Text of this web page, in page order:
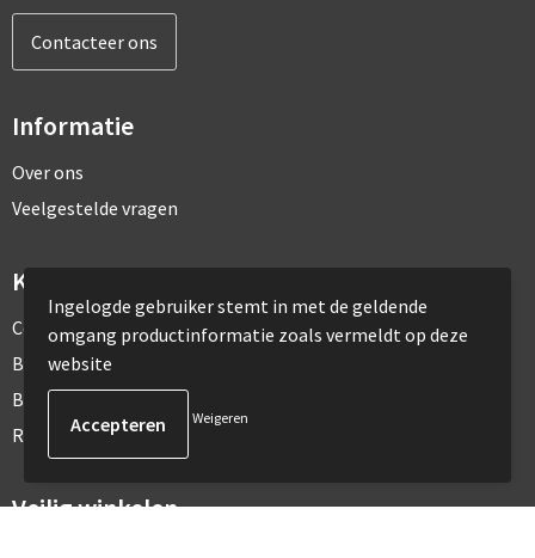
Contacteer ons
Informatie
Over ons
Veelgestelde vragen
Klantenservice
Contact
Bestelling & Bezorging
Betaalmethoden
Retourneren
Veilig winkelen
Ingelogde gebruiker stemt in met de geldende
omgang productinformatie zoals vermeldt op deze
website
Weigeren